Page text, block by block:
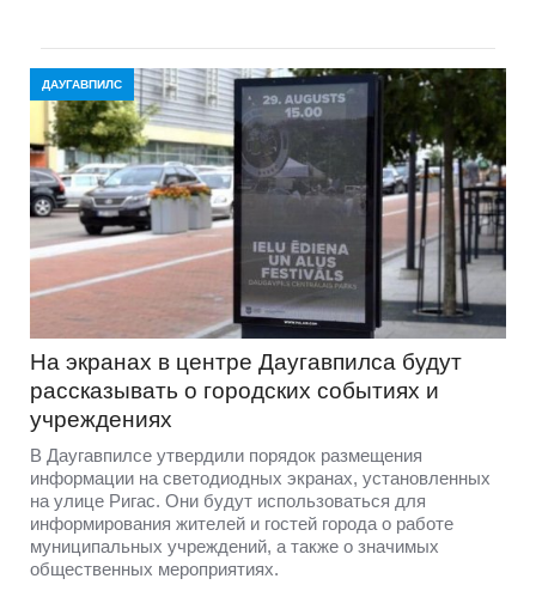
ДАУГАВПИЛС
На экранах в центре Даугавпилса будут
рассказывать о городских событиях и
учреждениях
В Даугавпилсе утвердили порядок размещения
информации на светодиодных экранах, установленных
на улице Ригас. Они будут использоваться для
информирования жителей и гостей города о работе
муниципальных учреждений, а также о значимых
общественных мероприятиях.